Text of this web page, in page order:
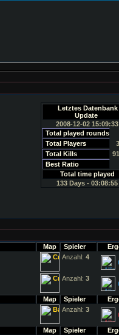
Letztes Datenbank
Update
2008-12-02 15:09:33
Total played rounds
Total Players
Total Kills
Best Ratio
Total time played
133 Days - 03:08:55
Map Spieler
Anzahl: 4
Anzahl: 3
Map Spieler
Anzahl: 3
Map Spieler